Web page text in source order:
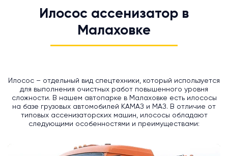
Илосос ассенизатор в
Малаховке
Илосос – отдельный вид спецтехники, который используется
для выполнения очистных работ повышенного уровня
сложности. В нашем автопарке в Малаховке есть илососы
на базе грузовых автомобилей КАМАЗ и МАЗ. В отличие от
типовых ассенизаторских машин, илососы обладают
следующими особенностями и преимуществами: